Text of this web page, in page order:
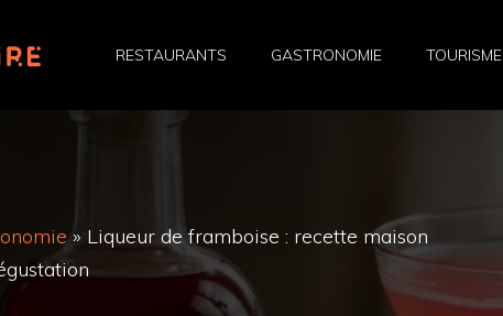
RESTAURANTS GASTRONOMIE TOURISME
» Liqueur de framboise : recette maison